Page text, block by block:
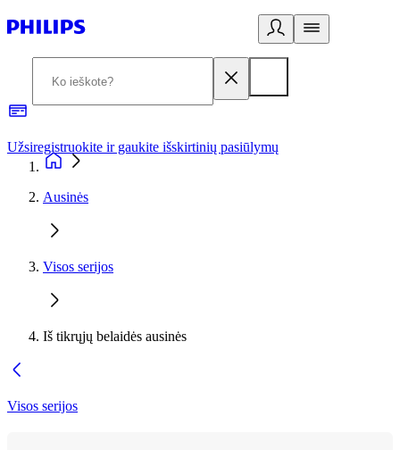
Užsiregistruokite ir gaukite išskirtinių pasiūlymų
Ausinės
Visos serijos
Iš tikrųjų belaidės ausinės
Visos serijos